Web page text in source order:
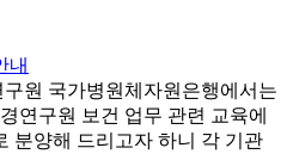
내
원 국가병원체자원은행에서는
연구원 보건 업무 관련 교육에
분양해 드리고자 하니 각 기관